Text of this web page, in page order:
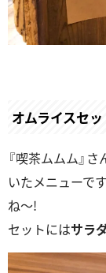
オムライスセ
『喫茶ムムム』
いたメニューで
ね～!
セットにはサラ